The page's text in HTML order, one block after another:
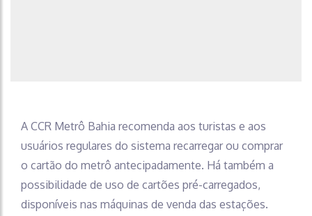
A CCR Metrô Bahia recomenda aos turistas e aos
usuários regulares do sistema recarregar ou comprar
o cartão do metrô antecipadamente. Há também a
possibilidade de uso de cartões pré-carregados,
disponíveis nas máquinas de venda das estações.